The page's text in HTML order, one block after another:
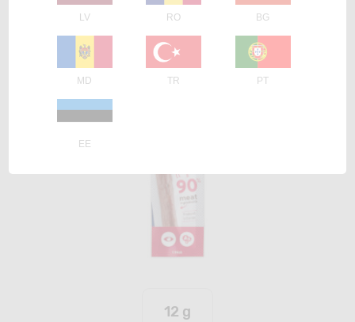
12 g
LV RO BG
MD TR PT
EE